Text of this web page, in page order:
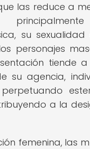
las reduce a
su
personajes
tiende
su agencia,
a la
femenina, las